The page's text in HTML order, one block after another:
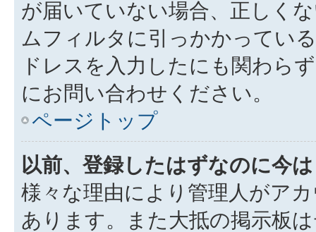
が届いていない場合、正しく
ムフィルタに引っかかってい
ドレスを入力したにも関わら
にお問い合わせください。
ページトップ
以前、登録したはずなのに今
様々な理由により管理人がア
あります。また大抵の掲示板